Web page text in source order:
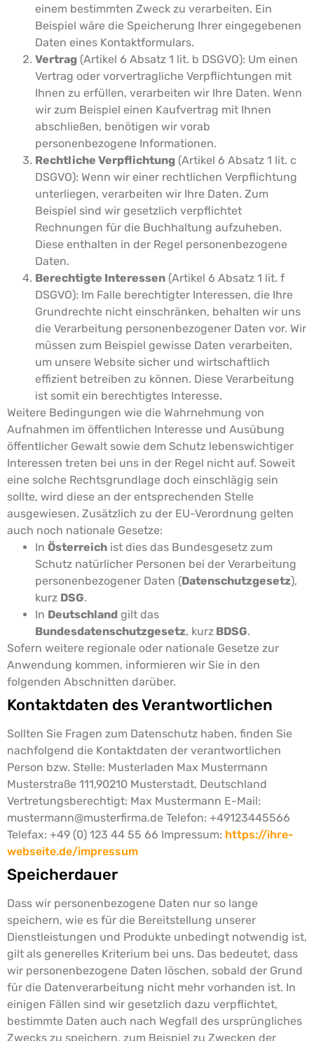
einem bestimmten Zweck zu verarbeiten. Ein
Beispiel wäre die Speicherung Ihrer eingegebenen
Daten eines Kontaktformulars.
Vertrag (Artikel 6 Absatz 1 lit. b DSGVO): Um einen
Vertrag oder vorvertragliche Verpflichtungen mit
Ihnen zu erfüllen, verarbeiten wir Ihre Daten. Wenn
wir zum Beispiel einen Kaufvertrag mit Ihnen
abschließen, benötigen wir vorab
personenbezogene Informationen.
Rechtliche Verpflichtung (Artikel 6 Absatz 1 lit. c
DSGVO): Wenn wir einer rechtlichen Verpflichtung
unterliegen, verarbeiten wir Ihre Daten. Zum
Beispiel sind wir gesetzlich verpflichtet
Rechnungen für die Buchhaltung aufzuheben.
Diese enthalten in der Regel personenbezogene
Daten.
Berechtigte Interessen (Artikel 6 Absatz 1 lit. f
DSGVO): Im Falle berechtigter Interessen, die Ihre
Grundrechte nicht einschränken, behalten wir uns
die Verarbeitung personenbezogener Daten vor. Wir
müssen zum Beispiel gewisse Daten verarbeiten,
um unsere Website sicher und wirtschaftlich
effizient betreiben zu können. Diese Verarbeitung
ist somit ein berechtigtes Interesse.
Weitere Bedingungen wie die Wahrnehmung von
Aufnahmen im öffentlichen Interesse und Ausübung
öffentlicher Gewalt sowie dem Schutz lebenswichtiger
Interessen treten bei uns in der Regel nicht auf. Soweit
eine solche Rechtsgrundlage doch einschlägig sein
sollte, wird diese an der entsprechenden Stelle
ausgewiesen. Zusätzlich zu der EU-Verordnung gelten
auch noch nationale Gesetze:
In Österreich ist dies das Bundesgesetz zum
Schutz natürlicher Personen bei der Verarbeitung
personenbezogener Daten (Datenschutzgesetz),
kurz DSG.
In Deutschland gilt das
Bundesdatenschutzgesetz, kurz BDSG.
Sofern weitere regionale oder nationale Gesetze zur
Anwendung kommen, informieren wir Sie in den
folgenden Abschnitten darüber.
Kontaktdaten des Verantwortlichen
Sollten Sie Fragen zum Datenschutz haben, finden Sie
nachfolgend die Kontaktdaten der verantwortlichen
Person bzw. Stelle: Musterladen Max Mustermann
Musterstraße 111,90210 Musterstadt, Deutschland
Vertretungsberechtigt: Max Mustermann E-Mail:
mustermann@musterfirma.de Telefon: +49123445566
Telefax: +49 (0) 123 44 55 66 Impressum: https://ihre-
webseite.de/impressum
Speicherdauer
Dass wir personenbezogene Daten nur so lange
speichern, wie es für die Bereitstellung unserer
Dienstleistungen und Produkte unbedingt notwendig ist,
gilt als generelles Kriterium bei uns. Das bedeutet, dass
wir personenbezogene Daten löschen, sobald der Grund
für die Datenverarbeitung nicht mehr vorhanden ist. In
einigen Fällen sind wir gesetzlich dazu verpflichtet,
bestimmte Daten auch nach Wegfall des ursprüngliches
Zwecks zu speichern, zum Beispiel zu Zwecken der